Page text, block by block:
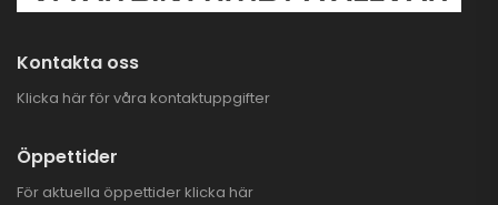
Kontakta oss
Klicka här för våra kontaktuppgifter
Öppettider
För aktuella öppettider klicka här